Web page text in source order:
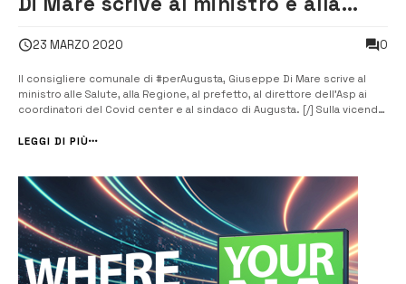
23 MARZO 2020 0
Il consigliere comunale di #perAugusta, Giuseppe Di Mare scrive al
ministro alle Salute, alla Regione, al prefetto, al direttore dell’Asp ai
coordinatori del Covid center e al sindaco di Augusta. [/] Sulla vicenda
di #perAugusta, Giuseppe Di Mare scrive al ministro della Sa...
LEGGI DI PIÙ